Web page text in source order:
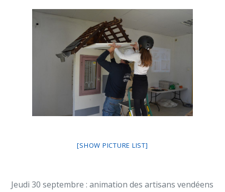
[SHOW PICTURE LIST]
Jeudi 30 septembre : animation des artisans vendéens